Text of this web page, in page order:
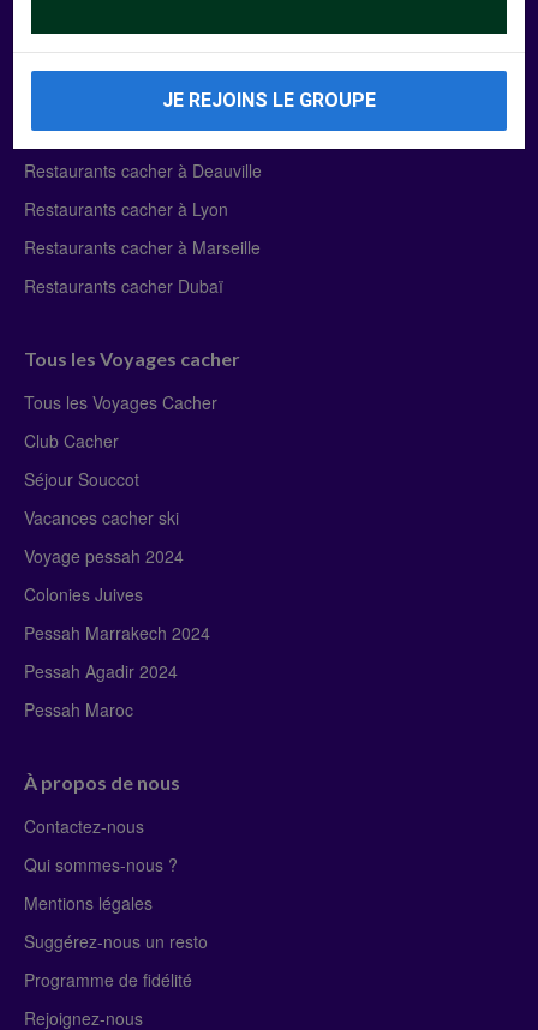
Manger Cacher
Liste des restaurants cacher
Restaurants cacher à Paris
Restaurants cacher à Deauville
Restaurants cacher à Lyon
Restaurants cacher à Marseille
Restaurants cacher Dubaï
Tous les Voyages cacher
Tous les Voyages Cacher
Club Cacher
Séjour Souccot
Vacances cacher ski
Voyage pessah 2024
Colonies Juives
Pessah Marrakech 2024
Pessah Agadir 2024
Pessah Maroc
À propos de nous
Contactez-nous
Qui sommes-nous ?
Mentions légales
Suggérez-nous un resto
Programme de fidélité
Rejoignez-nous
JE REJOINS LE GROUPE